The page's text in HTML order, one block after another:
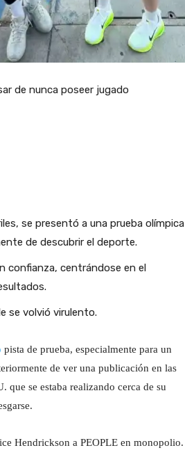
se presentó a una prueba olímpica
de descubrir el deporte.
confianza, centrándose en el
se volvió virulento.
pista de prueba, especialmente para un
de ver una publicación en las
que se estaba realizando cerca de su
Hendrickson a PEOPLE en monopolio.